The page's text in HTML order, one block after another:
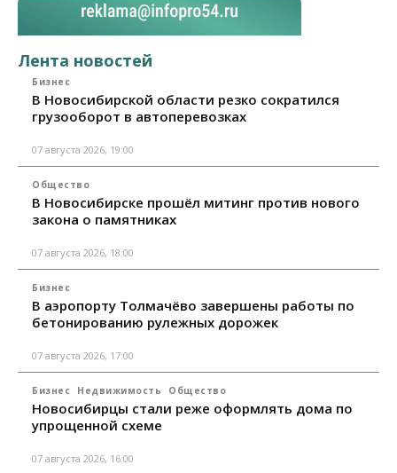
Лента новостей
Бизнес
В Новосибирской области резко сократился
грузооборот в автоперевозках
07 августа 2026, 19:00
Общество
В Новосибирске прошёл митинг против нового
закона о памятниках
07 августа 2026, 18:00
Бизнес
В аэропорту Толмачёво завершены работы по
бетонированию рулежных дорожек
07 августа 2026, 17:00
Бизнес Недвижимость Общество
Новосибирцы стали реже оформлять дома по
упрощенной схеме
07 августа 2026, 16:00